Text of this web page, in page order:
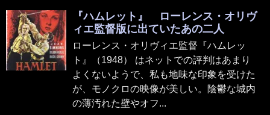
『ハムレット』 ローレンス・オリヴ
ィエ監督版に出ていたあの二人
ローレンス・オリヴィエ監督『ハムレッ
ト』（1948） はネットでの評判はあまり
よくないようで、私も地味な印象を受けた
が、モノクロの映像が美しい。陰鬱な城内
の薄汚れた壁やオフ...